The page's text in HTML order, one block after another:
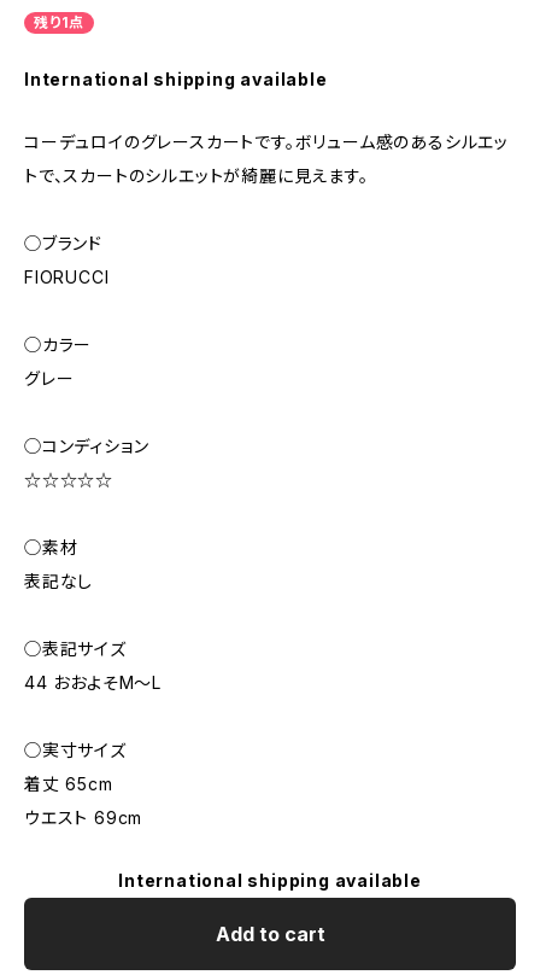
残り1点
International shipping available
コーデュロイのグレースカートです。ボリューム感のあるシルエッ
トで、スカートのシルエットが綺麗に見えます。
◯ブランド
FIORUCCI
◯カラー
グレー
◯コンディション
☆☆☆☆☆
◯素材
表記なし
◯表記サイズ
44 おおよそM～L
◯実寸サイズ
着丈 65cm
ウエスト 69cm
International shipping available
Add to cart